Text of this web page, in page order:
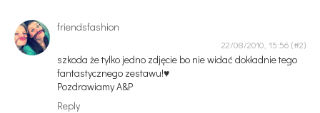
friendsfashion
22/08/2010, 15:56
szkoda że tylko jedno zdjęcie bo nie widać dokładnie tego
fantastycznego zestawu!♥
Pozdrawiamy A&P
Reply